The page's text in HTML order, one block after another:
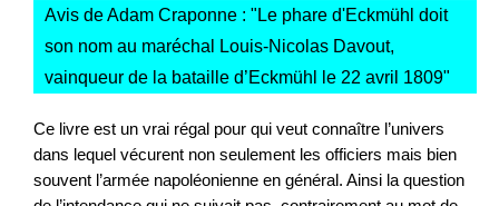
Avis de Adam Craponne : " Le phare d'Eckmühl doit
son nom au maréchal Louis-Nicolas Davout,
vainqueur de la bataille d’Eckmühl le 22 avril 1809"
Ce livre est un vrai régal pour qui veut connaître l’univers
dans lequel vécurent non seulement les officiers mais bien
souvent l’armée napoléonienne en général. Ainsi la question